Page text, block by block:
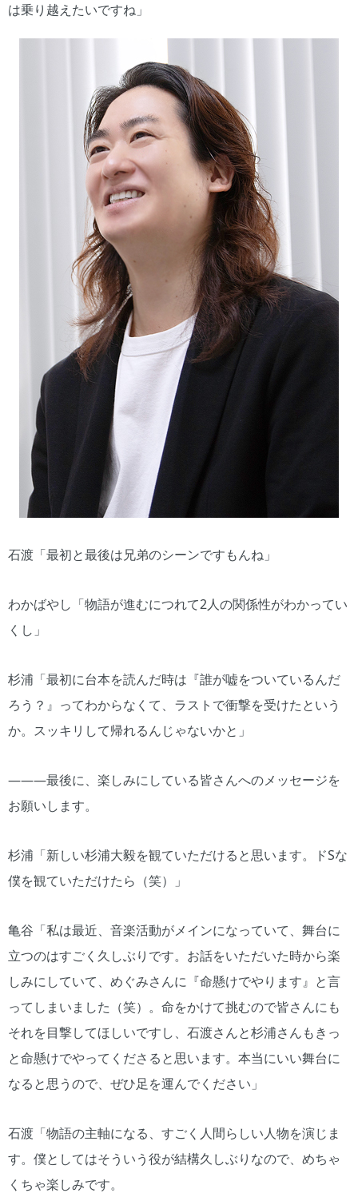
は乗り越えたいですね」
石渡「最初と最後は兄弟のシーンですもんね」
わかばやし「物語が進むにつれて2人の関係性がわかってい
くし」
杉浦「最初に台本を読んだ時は『誰が嘘をついているんだ
ろう？』ってわからなくて、ラストで衝撃を受けたという
か。スッキリして帰れるんじゃないかと」
―――最後に、楽しみにしている皆さんへのメッセージを
お願いします。
杉浦「新しい杉浦大毅を観ていただけると思います。ドSな
僕を観ていただけたら（笑）」
亀谷「私は最近、音楽活動がメインになっていて、舞台に
立つのはすごく久しぶりです。お話をいただいた時から楽
しみにしていて、めぐみさんに『命懸けでやります』と言
ってしまいました（笑）。命をかけて挑むので皆さんにも
それを目撃してほしいですし、石渡さんと杉浦さんもきっ
と命懸けでやってくださると思います。本当にいい舞台に
なると思うので、ぜひ足を運んでください」
石渡「物語の主軸になる、すごく人間らしい人物を演じま
す。僕としてはそういう役が結構久しぶりなので、めちゃ
くちゃ楽しみです。